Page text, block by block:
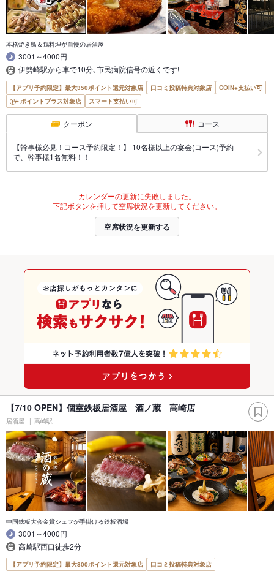
本格焼き鳥＆鶏料理が自慢の居酒屋
3001～4000円
伊勢崎駅から車で10分､市民病院信号の近くです!
【アプリ予約限定】最大350ポイント還元対象店 口コミ投稿特典対象店
COIN+支払い可
ポイントプラス対象店
スマート支払い可
クーポン コース
【幹事様必見！コース予約限定！】 10名様以上の宴会(コース)予約
で、幹事様1名無料！！
カレンダーの更新に失敗しました。
下記ボタンを押して空席状況を更新してください。
空席状況を更新する
【7/10 OPEN】個室鉄板居酒屋 酒ノ蔵 高崎店
居酒屋 高崎駅
中国鉄板大会金賞シェフが手掛ける鉄板酒場
3001～4000円
高崎駅西口徒歩2分
【アプリ予約限定】最大800ポイント還元対象店
口コミ投稿特典対象店